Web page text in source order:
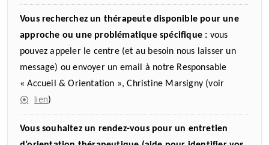
Vous recherchez un thérapeute disponible pour une
approche ou une problématique spécifique : vous
pouvez appeler le centre (et au besoin nous laisser un
message) ou envoyer un email à notre Responsable
« Accueil & Orientation », Christine Marsigny (voir
lien)
Vous souhaitez un rendez-vous pour un entretien